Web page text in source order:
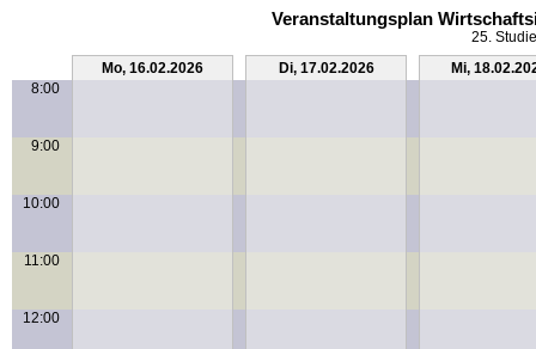
Veranstaltungsplan
25.
Mo, 16.02.2026
Di, 17.02.2026
Mi,
8:00
9:00
10:00
11:00
12:00